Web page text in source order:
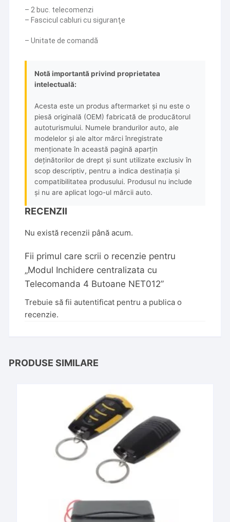
– 2 buc. telecomenzi
– Fascicul cabluri cu siguranţe
– Unitate de comandă
Notă importantă privind proprietatea
intelectuală:
Acesta este un produs aftermarket și nu este o
piesă originală (OEM) fabricată de producătorul
autoturismului. Numele brandurilor auto, ale
modelelor și ale altor mărci înregistrate
menționate în această pagină aparțin
deținătorilor de drept și sunt utilizate exclusiv în
scop descriptiv, pentru a indica destinația și
compatibilitatea produsului. Produsul nu include
și nu are aplicat logo-ul mărcii auto.
RECENZII
Nu există recenzii până acum.
Fii primul care scrii o recenzie pentru
„Modul Inchidere centralizata cu
Telecomanda 4 Butoane NET012”
Trebuie să fiiautentificat pentru a publica o
recenzie.
PRODUSE SIMILARE